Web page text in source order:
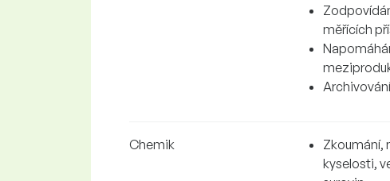
měřících
Chemik
Zkoumání,
kyselosti,